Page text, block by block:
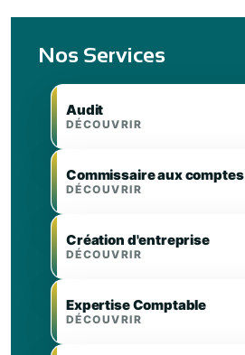
Nos Services
Audit
DÉCOUVRIR
Commissaire aux comptes
DÉCOUVRIR
Création d'entreprise
DÉCOUVRIR
Expertise Comptable
DÉCOUVRIR